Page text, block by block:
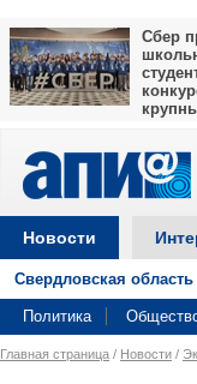
Сбер
Новости
Свердловская область
Политика
Главная страница / Новости /